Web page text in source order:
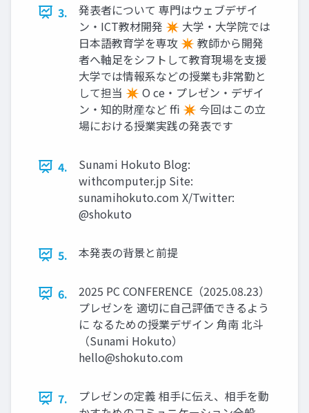
3.
発表者について 専門はウェブデザイ
ン・ICT教材開発 ✴ 大学・大学院では
日本語教育学を専攻 ✴ 教師から開発
者へ軸足をシフトして教育現場を支援
大学では情報系などの授業も非常勤と
して担当 ✴ O ce・プレゼン・デザイ
ン・知的財産など ffi ✴ 今回はこの立
場における授業実践の発表です
4.
Sunami Hokuto Blog:
withcomputer.jp Site:
sunamihokuto.com X/Twitter:
@shokuto
5. 本発表の背景と前提
6.
2025 PC CONFERENCE（2025.08.23）
プレゼンを 適切に自己評価できるよう
に なるための授業デザイン 角南 北斗
（Sunami Hokuto）
hello@shokuto.com
7.
プレゼンの定義 相手に伝え、相手を動